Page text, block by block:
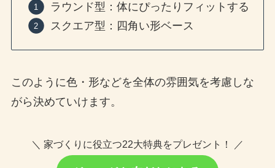
ラウンド型：体にぴったりフィットする
スクエア型：四角い形ベース
このように色・形などを全体の雰囲気を考慮しな
がら決めていけます。
＼ 家づくりに役立つ22大特典をプレゼント！ ／